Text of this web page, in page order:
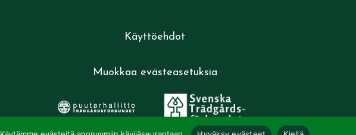
Käyttöehdot
Muokkaa evästeasetuksia